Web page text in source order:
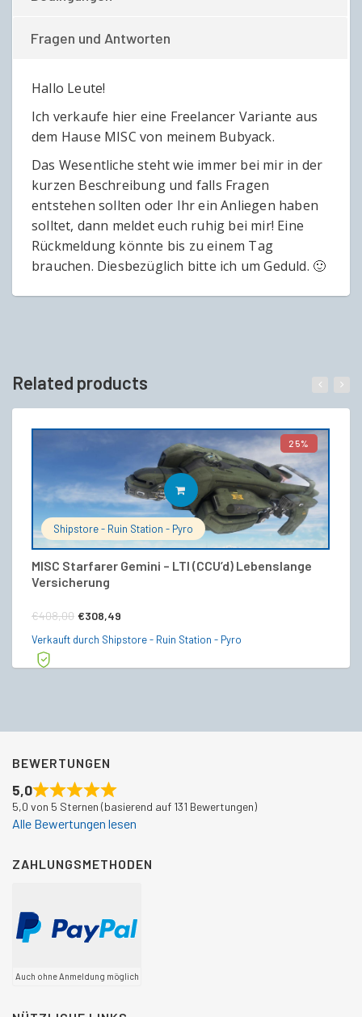
Fragen und Antworten
Hallo Leute!
Ich verkaufe hier eine Freelancer Variante aus
dem Hause MISC von meinem Bubyack.
Das Wesentliche steht wie immer bei mir in der
kurzen Beschreibung und falls Fragen
entstehen sollten oder Ihr ein Anliegen haben
solltet, dann meldet euch ruhig bei mir! Eine
Rückmeldung könnte bis zu einem Tag
brauchen. Diesbezüglich bitte ich um Geduld. 🙂
Related products
25%
Shipstore - Ruin Station - Pyro
MISC Starfarer Gemini – LTI (CCU’d) Lebenslange
Versicherung
€408,00 Ursprünglicher
Preis
€308,49
Preis
IN DEN WARENKORB
Verkauft durch Shipstore - Ruin Station - Pyro
BEWERTUNGEN
5,0
5,0 von 5 Sternen (basierend auf 131 Bewertungen)
Alle Bewertungen lesen
ZAHLUNGSMETHODEN
Auch ohne Anmeldung möglich